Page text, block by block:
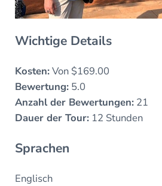
Wichtige Details
Kosten:Von $169.00
Bewertung:5.0
Anzahl der Bewertungen:21
Dauer der Tour:12 Stunden
Sprachen
Englisch